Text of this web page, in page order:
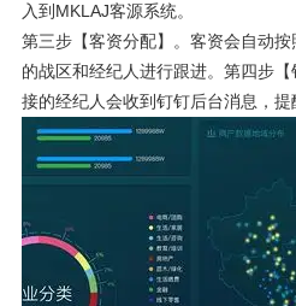
入到MKLAJ客源系统。
第三步【客资分配】。客资会自动
的战区和经纪人进行跟进。第四步
接的经纪人会收到钉钉后台消息，提